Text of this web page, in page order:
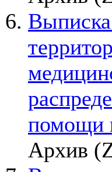
Выписка
помощи
Архив